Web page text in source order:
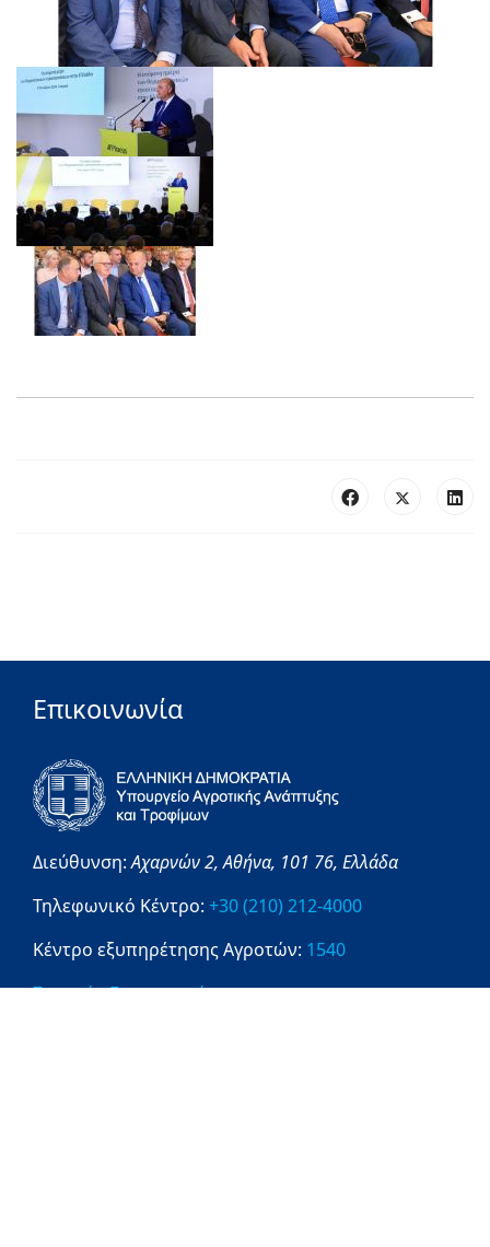
Επικοινωνία
Διεύθυνση:Αχαρνών 2,Αθήνα, 101 76, Ελλάδα
Τηλεφωνικό Κέντρο: +30 (210) 212-4000
Κέντρο εξυπηρέτησης Αγροτών: 1540
Στοιχεία Επικοινωνίας